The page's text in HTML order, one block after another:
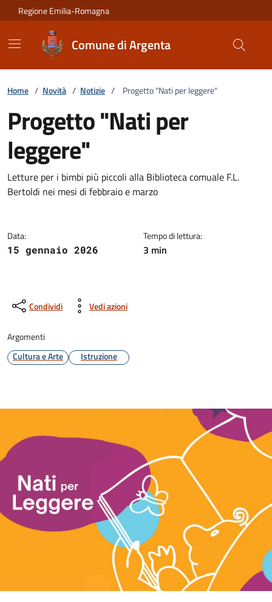
Vai ai contenuti
Vai al footer
Regione Emilia-Romagna
Comune di Argenta
Home / Novità / Notizie / Progetto "Nati per leggere"
Progetto "Nati per
leggere"
Dettagli della notizia
Letture per i bimbi più piccoli alla Biblioteca comuale F.L.
Bertoldi nei mesi di febbraio e marzo
Data:
15 gennaio 2026
Tempo di lettura:
3 min
Condividi Vedi azioni
Argomenti
Cultura e Arte
Istruzione